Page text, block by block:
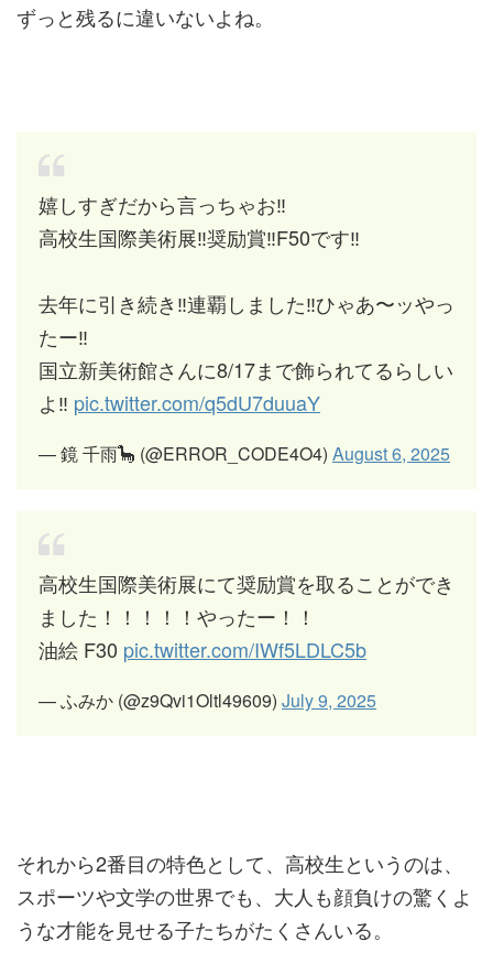
ずっと残るに違いないよね。
嬉しすぎだから言っちゃお‼️
高校生国際美術展‼️奨励賞‼️F50です‼️
去年に引き続き‼️連覇しました‼️ひゃあ〜ッやっ
たー‼️
国立新美術館さんに8/17まで飾られてるらしい
よ‼️ pic.twitter.com/q5dU7duuaY
— 鏡 千雨🦕 (@ERROR_CODE4O4) August 6, 2025
高校生国際美術展にて奨励賞を取ることができ
ました！！！！！やったー！！
油絵 F30 pic.twitter.com/IWf5LDLC5b
— ふみか (@z9Qvi1Oltl49609) July 9, 2025
それから2番目の特色として、高校生というのは、
スポーツや文学の世界でも、大人も顔負けの驚くよ
うな才能を見せる子たちがたくさんいる。